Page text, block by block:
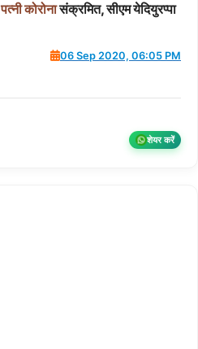
पत्नीकोरोनासंक्रमित, सीएम येदियुरप्पा
06 Sep 2020, 06:05 PM
शेयर करें